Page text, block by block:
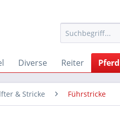
Diverse Reiter Pferd
& Stricke Führstricke